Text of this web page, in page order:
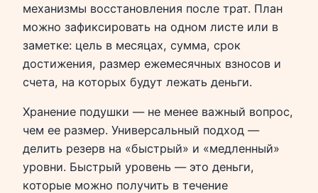
механизмы восстановления после трат. План
можно зафиксировать на одном листе или в
заметке: цель в месяцах, сумма, срок
достижения, размер ежемесячных взносов и
счета, на которых будут лежать деньги.
Хранение подушки — не менее важный вопрос,
чем ее размер. Универсальный подход —
делить резерв на «быстрый» и «медленный»
уровни. Быстрый уровень — это деньги,
которые можно получить в течение